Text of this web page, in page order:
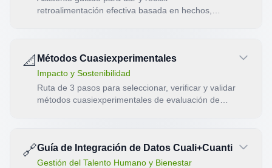
retroalimentación efectiva basada en hechos,
📐 Métodos Cuasiexperimentales
Impacto y Sostenibilidad
Ruta de 3 pasos para seleccionar, verificar y validar
métodos cuasiexperimentales de evaluación de
🔗Guía de Integración de Datos Cuali+Cuanti
Gestión del Talento Humano y Bienestar